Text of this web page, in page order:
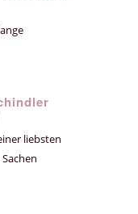
liebsten